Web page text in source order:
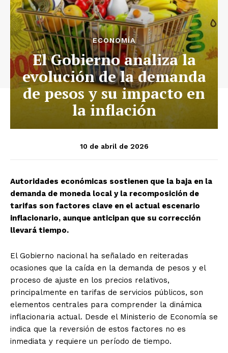
ECONOMÍA
El Gobierno analiza la
evolución de la demanda
de pesos y su impacto en
la inflación
10 de abril de 2026
Autoridades económicas sostienen que la baja en la
demanda de moneda local y la recomposición de
tarifas son factores clave en el actual escenario
inflacionario, aunque anticipan que su corrección
llevará tiempo.
El Gobierno nacional ha señalado en reiteradas
ocasiones que la caída en la demanda de pesos y el
proceso de ajuste en los precios relativos,
principalmente en tarifas de servicios públicos, son
elementos centrales para comprender la dinámica
inflacionaria actual. Desde el Ministerio de Economía se
indica que la reversión de estos factores no es
inmediata y requiere un período de tiempo.